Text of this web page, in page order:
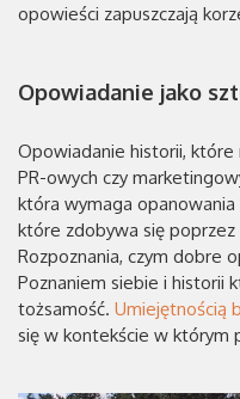
opowieści zapuszczają
Opowiadanie jako
Opowiadanie historii, które
PR-owych czy
która wymaga
które zdobywa się poprzez
Rozpoznania, czym dobre
Poznaniem siebie i historii
tożsamość. Umiejętnością
się w kontekście w którym